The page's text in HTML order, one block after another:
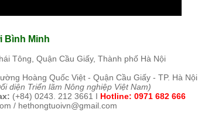
Bình Minh
Tông, Quận Cầu Giấy, Thành phố Hà Nội
Hoàng Quốc Việt - Quận Cầu Giấy - TP. Hà Nội
diện Triển lãm Nông nghiệp Việt Nam)
(+84) 0243. 212 3661 I Hotline: 0971 682 666
/ hethongtuoivn@gmail.com